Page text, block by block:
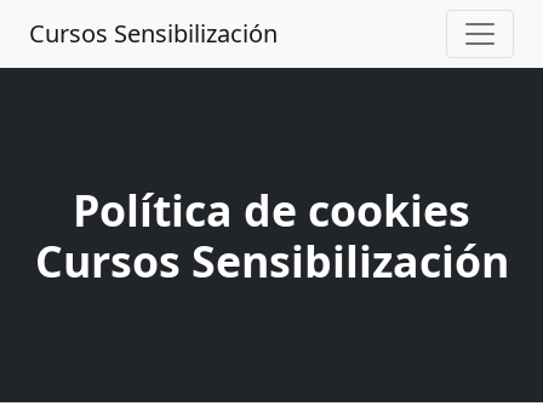
Cursos Sensibilización
Política de cookies
Cursos Sensibilización